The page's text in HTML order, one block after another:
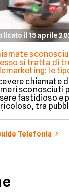
il 15 aprile
si tratta di
le
proteggersi
chiamate
sconosciuti
fastidioso e
tra
di truffa.
il tuo numero
mani dei call
per
i
e a usare gli
Telefonia